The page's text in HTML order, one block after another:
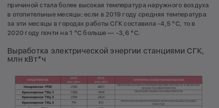
причиной стала более высокая температура наружного воздуха
в отопительные месяцы: если в 2019 году средняя температура
за эти месяцы в городах работы СГК составила -4,5 ­°С, то в
2020 году почти на 1 ­°С больше — -3,6 ­°С.
Выработка электрической энергии станциями СГК,
млн кВт*ч